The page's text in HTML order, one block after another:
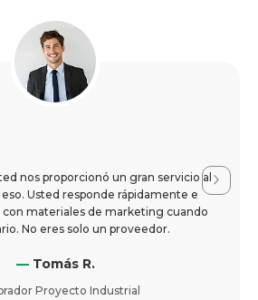
nos proporcionó un gran servicio al
Usted responde rápidamente e
con materiales de marketing cuando
No eres solo un proveedor.
—Tomás R.
Proyecto Industrial